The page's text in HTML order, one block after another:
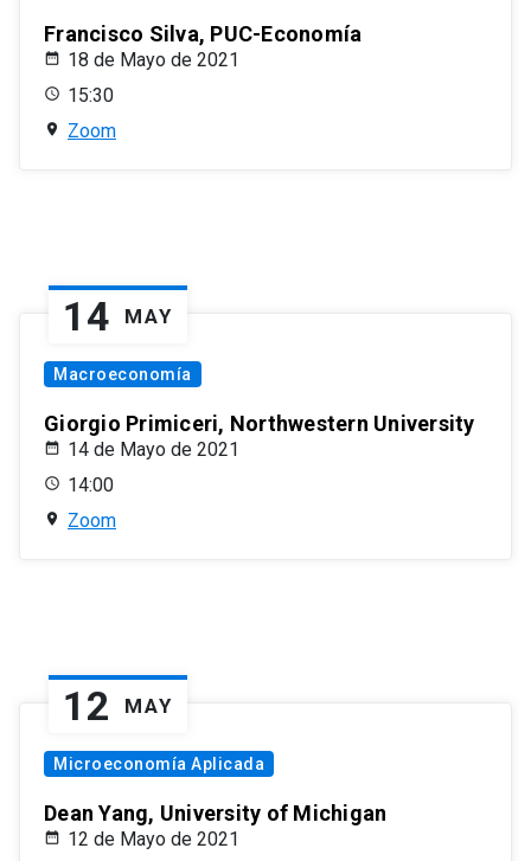
Francisco Silva, PUC-Economía
18 de Mayo de 2021
15:30
Zoom
14 MAY
Macroeconomía
Giorgio Primiceri, Northwestern University
14 de Mayo de 2021
14:00
Zoom
12 MAY
Microeconomía Aplicada
Dean Yang, University of Michigan
12 de Mayo de 2021